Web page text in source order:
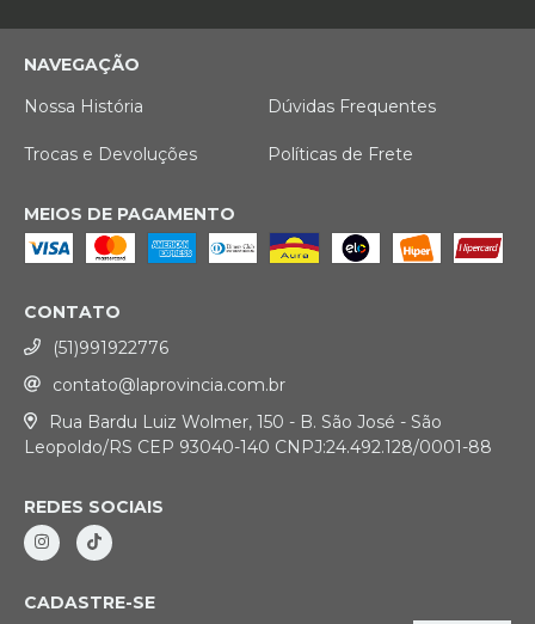
NAVEGAÇÃO
Nossa História
Dúvidas Frequentes
Trocas e Devoluções Políticas de Frete
MEIOS DE PAGAMENTO
CONTATO
(51)991922776
contato@laprovincia.com.br
Rua Bardu Luiz Wolmer, 150 - B. São José - São
Leopoldo/RS CEP 93040-140 CNPJ:24.492.128/0001-88
REDES SOCIAIS
CADASTRE-SE